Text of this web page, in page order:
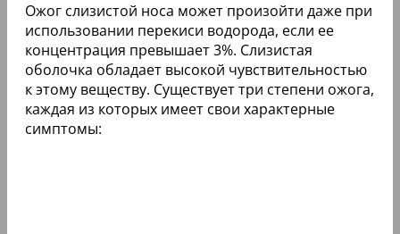
Ожог слизистой носа может произойти даже при
использовании перекиси водорода, если ее
концентрация превышает 3%. Слизистая
оболочка обладает высокой чувствительностью
к этому веществу. Существует три степени ожога,
каждая из которых имеет свои характерные
симптомы: